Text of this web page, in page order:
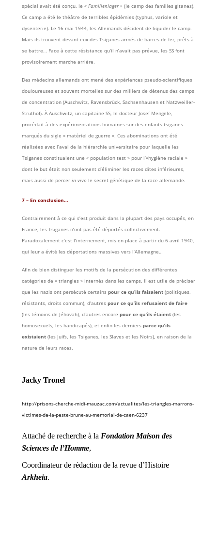
spécial avait été conçu, le « Familienlager » (le camp des familles gitanes).
Ce camp a été le théâtre de terribles épidémies (typhus, variole et
dysenterie). Le 16 mai 1944, les Allemands décident de liquider le camp.
Mais ils trouvent devant eux des Tsiganes armés de barres de fer, prêts à
se battre… Face à cette résistance qu’il n’avait pas prévue, les SS font
provisoirement marche arrière.
Des médecins allemands ont mené des expériences pseudo-scientifiques
douloureuses et souvent mortelles sur des milliers de détenus des camps
de concentration (Auschwitz, Ravensbrück, Sachsenhausen et Natzweiller-
Struthof). À Auschwitz, un capitaine SS, le docteur Josef Mengele,
procédait à des expérimentations humaines sur des enfants tsiganes
marqués du sigle « matériel de guerre ». Ces abominations ont été
réalisées avec l’aval de la hiérarchie universitaire pour laquelle les
Tsiganes constituaient une « population test » pour l’«hygiène raciale »
dont le but était non seulement d’éliminer les races dites inférieures,
mais aussi de percer in vivo le secret génétique de la race allemande.
7 – En conclusion…
Contrairement à ce qui s’est produit dans la plupart des pays occupés, en
France, les Tsiganes n’ont pas été déportés collectivement.
Paradoxalement c’est l’internement, mis en place à partir du 6 avril 1940,
qui leur a évité les déportations massives vers l’Allemagne…
Afin de bien distinguer les motifs de la persécution des différentes
catégories de « triangles » internés dans les camps, il est utile de préciser
que les nazis ont persécuté certains pour ce qu’ils faisaient(politiques,
résistants, droits commun), d’autres pour ce qu’ils refusaient de faire
(les témoins de Jéhovah), d’autres encore pour ce qu’ils étaient(les
homosexuels, les handicapés), et enfin les derniers parce qu’ils
existaient(les Juifs, les Tsiganes, les Slaves et les Noirs), en raison de la
nature de leurs races.
Jacky Tronel
http://prisons-cherche-midi-mauzac.com/actualites/les-triangles-marrons-
victimes-de-la-peste-brune-au-memorial-de-caen-6237
Attaché de recherche à la Fondation Maison des
Sciences de l’Homme,
Coordinateur de rédaction de la revue d’Histoire
Arkheia.